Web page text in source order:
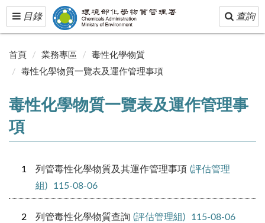
Toggle
navigation
目錄
Toggle
navigation
查詢
首頁 業務專區
毒性化學物質
毒性化學物質一覽表及運作管理事項
毒性化學物質一覽表及運作管理事
項
1 列管毒性化學物質及其運作管理事項 (評估管理
組)
115-08-06
2 列管毒性化學物質查詢 (評估管理組) 115-08-06